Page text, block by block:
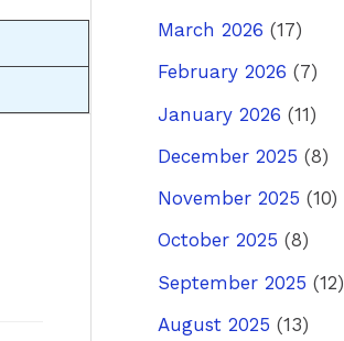
March 2026 (17)
February 2026 (7)
January 2026 (11)
December 2025 (8)
November 2025 (10)
October 2025 (8)
September 2025 (12)
August 2025 (13)